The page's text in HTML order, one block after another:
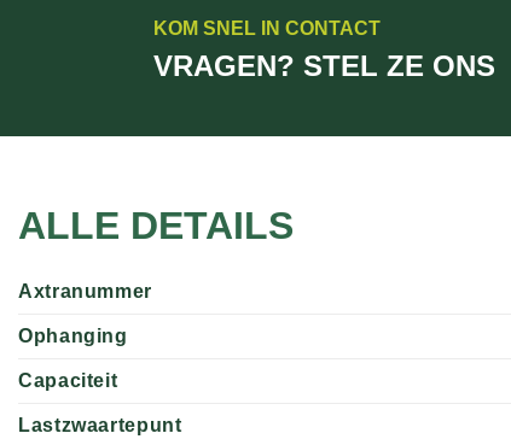
KOM SNEL IN CONTACT
VRAGEN? STEL ZE ONS
ALLE DETAILS
Axtranummer
Ophanging
Capaciteit
Lastzwaartepunt